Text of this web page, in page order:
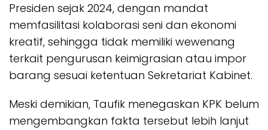
Presiden sejak 2024, dengan mandat
memfasilitasi kolaborasi seni dan ekonomi
kreatif, sehingga tidak memiliki wewenang
terkait pengurusan keimigrasian atau impor
barang sesuai ketentuan Sekretariat Kabinet.
Meski demikian, Taufik menegaskan KPK belum
mengembangkan fakta tersebut lebih lanjut